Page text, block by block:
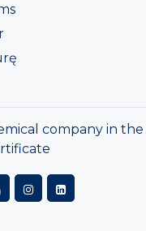
company in